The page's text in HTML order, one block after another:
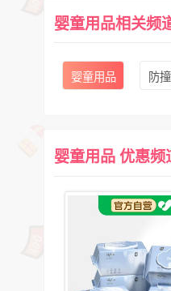
婴童用品相关频
婴童用品 防
婴童用品 优惠频